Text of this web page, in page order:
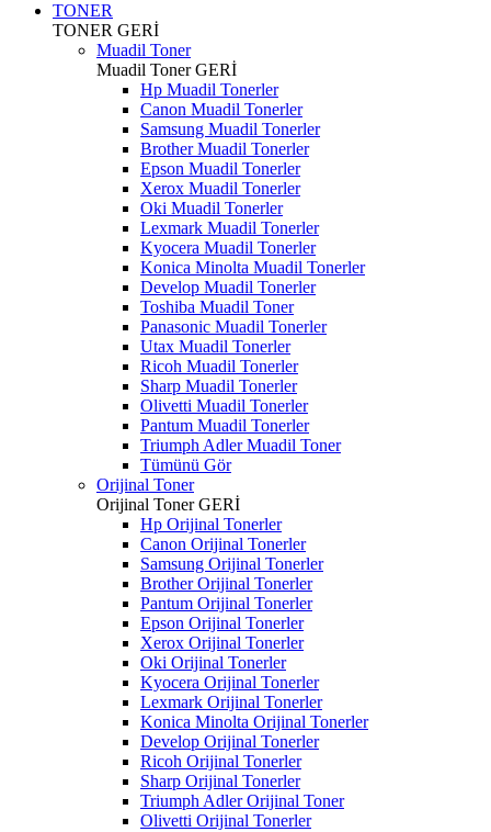
TONER
TONER GERİ
Muadil Toner
Muadil TonerGERİ
Hp Muadil Tonerler
Canon Muadil Tonerler
Samsung Muadil Tonerler
Brother Muadil Tonerler
Epson Muadil Tonerler
Xerox Muadil Tonerler
Oki Muadil Tonerler
Lexmark Muadil Tonerler
Kyocera Muadil Tonerler
Konica Minolta Muadil Tonerler
Develop Muadil Tonerler
Toshiba Muadil Toner
Panasonic Muadil Tonerler
Utax Muadil Tonerler
Ricoh Muadil Tonerler
Sharp Muadil Tonerler
Olivetti Muadil Tonerler
Pantum Muadil Tonerler
Triumph Adler Muadil Toner
Tümünü Gör
Orijinal Toner
Orijinal TonerGERİ
Hp Orijinal Tonerler
Canon Orijinal Tonerler
Samsung Orijinal Tonerler
Brother Orijinal Tonerler
Pantum Orijinal Tonerler
Epson Orijinal Tonerler
Xerox Orijinal Tonerler
Oki Orijinal Tonerler
Kyocera Orijinal Tonerler
Lexmark Orijinal Tonerler
Konica Minolta Orijinal Tonerler
Develop Orijinal Tonerler
Ricoh Orijinal Tonerler
Sharp Orijinal Tonerler
Triumph Adler Orijinal Toner
Olivetti Orijinal Tonerler